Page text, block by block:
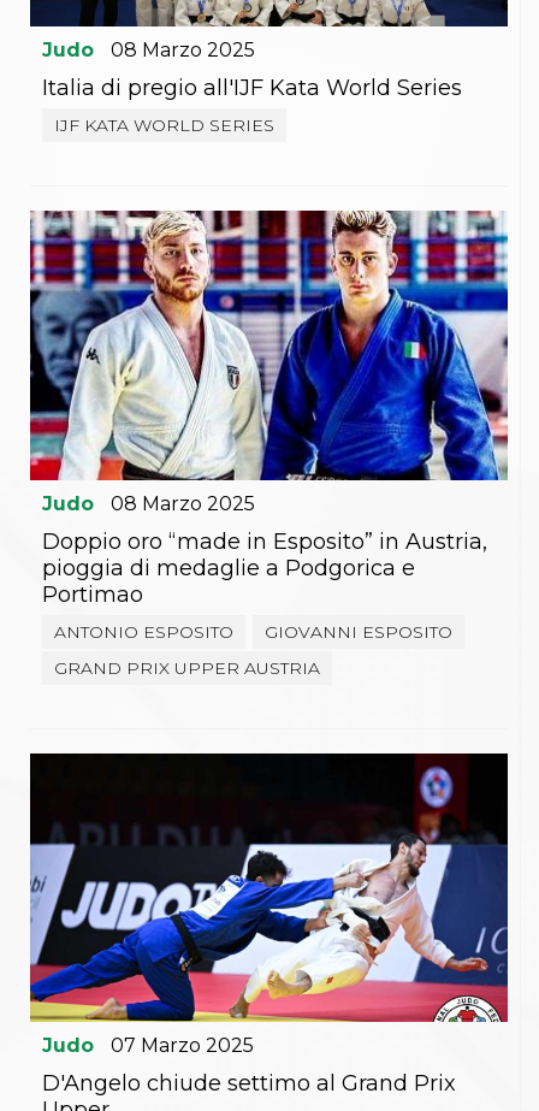
Judo 08 Marzo 2025
Italia di pregio all'IJF Kata World Series
IJF KATA WORLD SERIES
Judo 08 Marzo 2025
Doppio oro “made in Esposito” in Austria,
pioggia di medaglie a Podgorica e
Portimao
ANTONIO ESPOSITO
GIOVANNI ESPOSITO
GRAND PRIX UPPER AUSTRIA
Judo 07 Marzo 2025
D'Angelo chiude settimo al Grand Prix